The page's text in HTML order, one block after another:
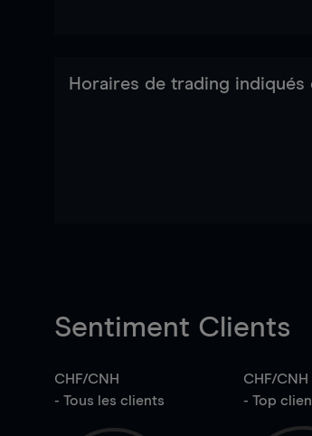
Horaires de trading indiqués
Sentiment Clients
CHF/CNH
- Tous les clients
CHF/CNH
- Top